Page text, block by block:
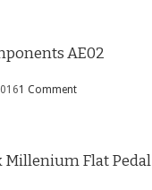
AE02
1 Comment
Millenium Flat Pedal